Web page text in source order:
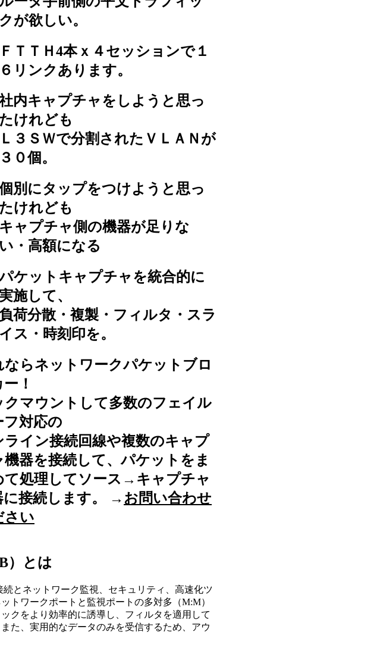
クが欲しい。
ＦＴＴＨ4本ｘ４セッションで１
６リンクあります。
内キャプチャをしようと思っ
たけれども
Ｌ３ＳＷで分割されたＶＬＡＮが
３０個。
別にタップをつけようと思っ
たけれども
キャプチャ側の機器が足りな
い・高額になる
ケットキャプチャを統合的に
実施して、
負荷分散・複製・フィルタ・スラ
イス・時刻印を。
ならネットワークパケットブロ
！
クマウントして多数のフェイル
フ対応の
ライン接続回線や複数のキャプ
機器を接続して、パケットをま
て処理してソース→キャプチャ
に接続します。 → お問い合わせ
さい
）とは
とネットワーク監視、セキュリティ、高速化ツ
トワークポートと監視ポートの多対多（M:M）
クをより効率的に誘導し、フィルタを適用して
た、実用的なデータのみを受信するため、アウ